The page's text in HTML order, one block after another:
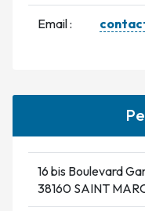
Email :
16 bis Boulevard
38160 SAINT